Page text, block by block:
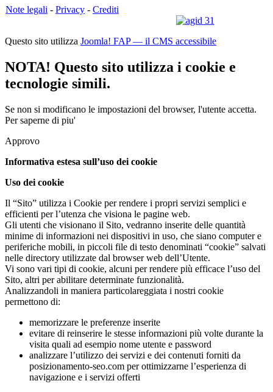
Note legali - Privacy - Crediti
Questo sito utilizza Joomla! FAP — il CMS accessibile
NOTA! Questo sito utilizza i cookie e
tecnologie simili.
Se non si modificano le impostazioni del browser, l'utente accetta.
Per saperne di piu'
Approvo
Informativa estesa sull’uso dei cookie
Uso dei cookie
Il “Sito” utilizza i Cookie per rendere i propri servizi semplici e
efficienti per l’utenza che visiona le pagine web.
Gli utenti che visionano il Sito, vedranno inserite delle quantità
minime di informazioni nei dispositivi in uso, che siano computer e
periferiche mobili, in piccoli file di testo denominati “cookie” salvati
nelle directory utilizzate dal browser web dell’Utente.
Vi sono vari tipi di cookie, alcuni per rendere più efficace l’uso del
Sito, altri per abilitare determinate funzionalità.
Analizzandoli in maniera particolareggiata i nostri cookie
permettono di:
memorizzare le preferenze inserite
evitare di reinserire le stesse informazioni più volte durante la
visita quali ad esempio nome utente e password
analizzare l’utilizzo dei servizi e dei contenuti forniti da
posizionamento-seo.com per ottimizzarne l’esperienza di
navigazione e i servizi offerti